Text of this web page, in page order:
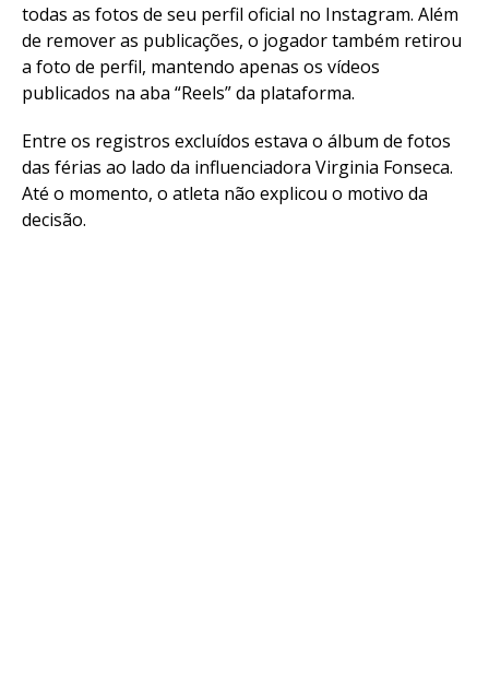
todas as fotos de seu perfil oficial no Instagram. Além
de remover as publicações, o jogador também retirou
a foto de perfil, mantendo apenas os vídeos
publicados na aba “Reels” da plataforma.
Entre os registros excluídos estava o álbum de fotos
das férias ao lado da influenciadora Virginia Fonseca.
Até o momento, o atleta não explicou o motivo da
decisão.